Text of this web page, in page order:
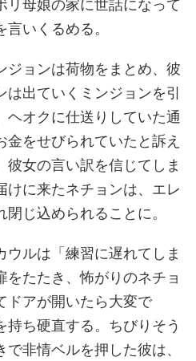
いくるめる。
ジョンは荷物をまとめ、彼
出ていくミンジョンを引
ヘオクに仕送りしていた通
をせびられていたと訴え
彼女の言い訳を信じてしま
けに来たネチョンは、エレ
じ込められることに。
ルは「練習に遅れてしま
をたたき、怖がりのネチョ
ドアが開いたら大変で
ち硬直する。ちびりそう
非情ベルを押した彼は、